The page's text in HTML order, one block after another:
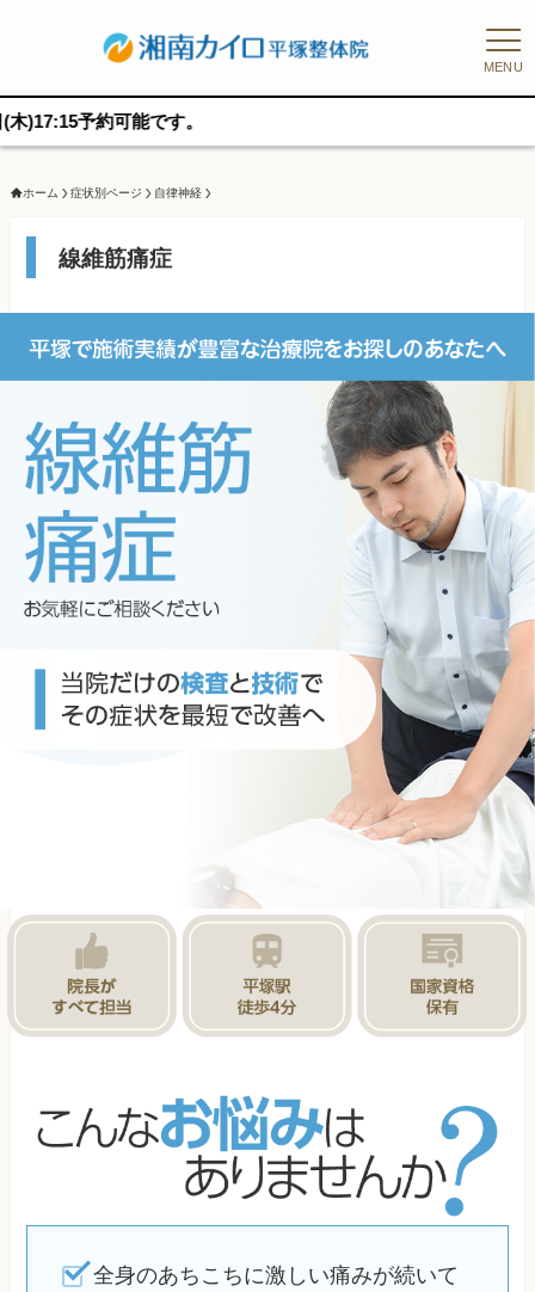
MENU
です。
ホーム 症状別ページ 自律神経
線維筋痛症
全身のあちこちに激しい痛みが続いて